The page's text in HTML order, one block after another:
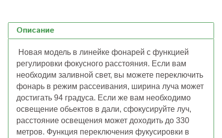
Описание
Новая модель в линейке фонарей с функцией
регулировки фокусного расстояния. Если вам
необходим заливной свет, вы можете переключить
фонарь в режим рассеивания, ширина луча может
достигать 94 градуса. Если же вам необходимо
освещение обьектов в дали, сфокусируйте луч,
расстояние освещения может доходить до 330
метров. Функция переключения фукусировки в